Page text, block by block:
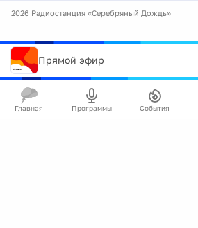
2026 Радиостанция «Серебряный Дождь»
Прямой эфир
Главная Программы События